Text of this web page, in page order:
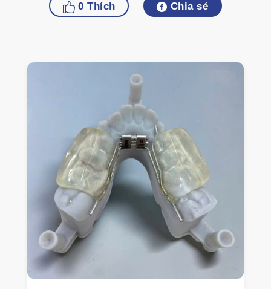
0Thích Chia sẻ